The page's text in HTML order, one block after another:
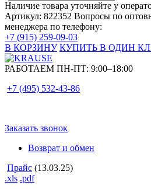
Наличие товара уточняйте у
Артикул: 822352 Вопросы по
менеджера по телефону:
+7 (915) 259-09-03
В КОРЗИНУ КУПИТЬ В ОДИН
РАБОТАЕМ ПН-ПТ: 9:00–18:00
+7 (495) 532-43-86
Заказать звонок
Возврат и обмен
Прайс (13.03.25)
.xls .pdf